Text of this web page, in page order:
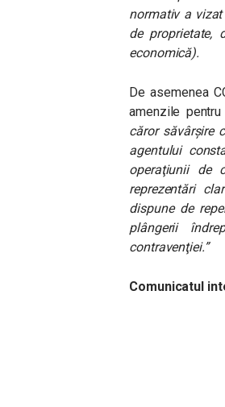
normativ a
de proprietate,
economică).
De asemenea
amenzile
căror săvârşire
agentului
operaţiunii de
reprezentări
dispune de
plângerii
contravenţiei.”
Comunicatul